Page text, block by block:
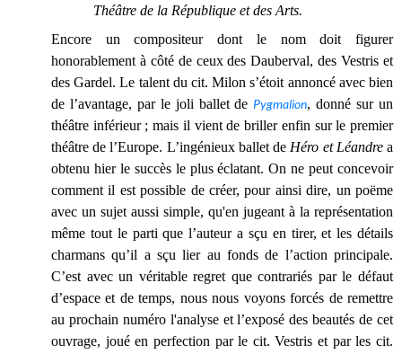
Théâtre de la République et des Arts.
Encore un compositeur dont le nom doit figurer
honorablement à côté de ceux des Dauberval, des Vestris et
des Gardel. Le talent du cit. Milon s’étoit annoncé avec bien
de l’avantage, par le joli ballet dePygmalion, donné sur un
théâtre inférieur ; mais il vient de briller enfin sur le premier
théâtre de l’Europe. L’ingénieux ballet deHéro et Léandrea
obtenu hier le succès le plus éclatant. On ne peut concevoir
comment il est possible de créer, pour ainsi dire, un poëme
avec un sujet aussi simple, qu'en jugeant à la représentation
même tout le parti que l’auteur a sçu en tirer, et les détails
charmans qu’il a sçu lier au fonds de l’action principale.
C’est avec un véritable regret que contrariés par le défaut
d’espace et de temps, nous nous voyons forcés de remettre
au prochain numéro l'analyse et l’exposé des beautés de cet
ouvrage, joué en perfection par le cit. Vestris et par les cit.